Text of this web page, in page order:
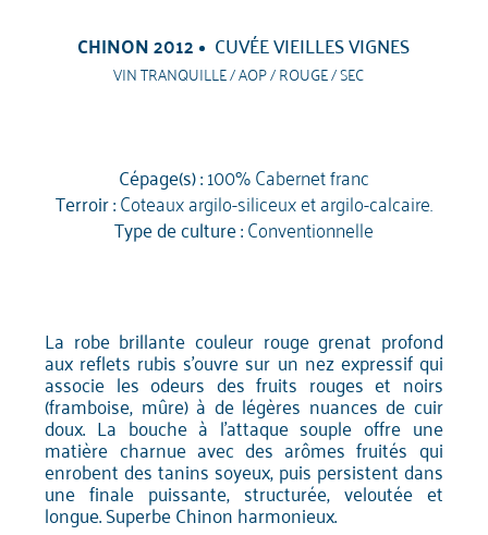
CHINON 2012 CUVÉE VIEILLES VIGNES
VIN TRANQUILLE / AOP / ROUGE / SEC
Cépage(s) :100% Cabernet franc
Terroir :Coteaux argilo-siliceux et argilo-calcaire.
Type de culture :Conventionnelle
La robe brillante couleur rouge grenat profond
aux reflets rubis s'ouvre sur un nez expressif qui
associe les odeurs des fruits rouges et noirs
(framboise, mûre) à de légères nuances de cuir
doux. La bouche à l'attaque souple offre une
matière charnue avec des arômes fruités qui
enrobent des tanins soyeux, puis persistent dans
une finale puissante, structurée, veloutée et
longue. Superbe Chinon harmonieux.